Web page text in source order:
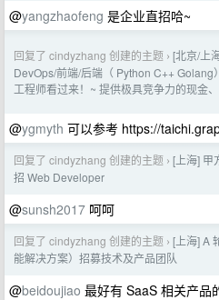
@yangzhaofeng 是企业直招哈~
回复了 cindyzhang 创建的主题 › [北京/上
DevOps/前端/后端（ Python C++ Golang
工程师看过来！~ 提供极具竞争力的现金
@ygmyth 可以参考 https://
回复了 cindyzhang 创建的主题 › [上海] 甲
招 Web Developer
@sunsh2017 呵呵
回复了 cindyzhang 创建的主题 › [上海] A
能解决方案）招募技术及产品团队
@beidoujiao 最好有 SaaS 相关产品